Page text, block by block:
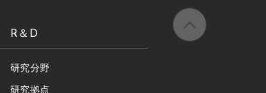
R＆D
研究分野
研究拠点